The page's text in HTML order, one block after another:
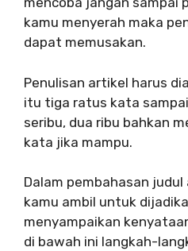
kamu menyerah maka
dapat memusakan.
Penulisan artikel harus
itu tiga ratus kata
seribu, dua ribu bahkan
kata jika mampu.
Dalam pembahasan
kamu ambil untuk
menyampaikan
di bawah ini langkah-